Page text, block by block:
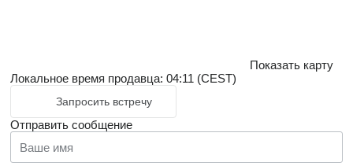
Показать карту
Локальное время продавца: 04:11 (CEST)
Запросить встречу
Отправить сообщение